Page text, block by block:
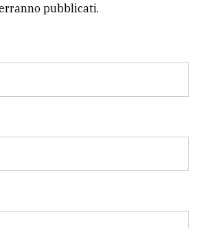
pubblicati.